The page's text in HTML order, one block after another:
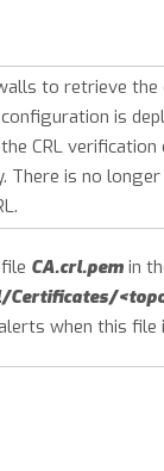
to retrieve
is
CRL
There is no
CA.crl.pem in
Certificates/
when this file